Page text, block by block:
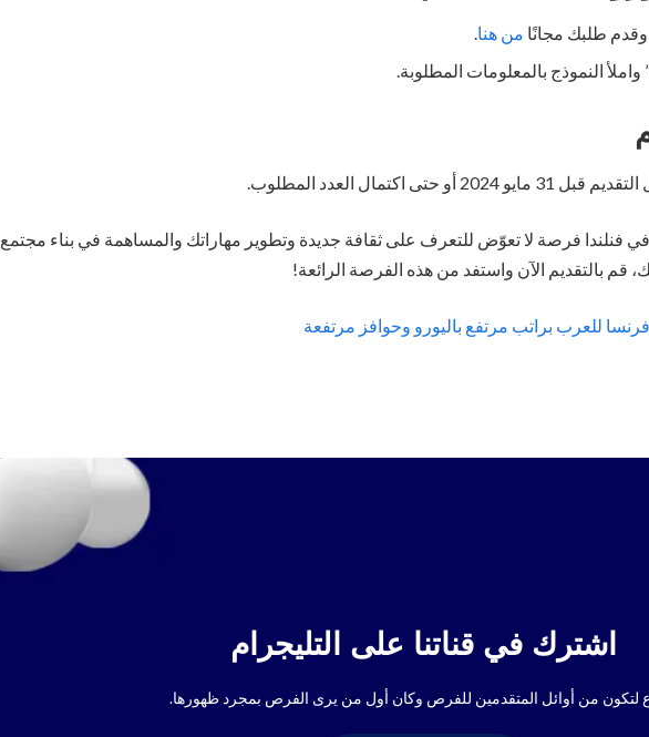
طلبك مجانًا من هنا.
اكتمال العدد المطلوب.
فنلندا فرصة لا تعوّض للتعرف على ثقافة جديدة وتطوير مهاراتك والمساهمة في بناء مجتمع
قم بالتقديم الآن واستفد من هذه الفرصة الرائعة!
للعرب براتب مرتفع باليورو وحوافز مرتفعة
اشترك في قناتنا على التليجرام
لتكون من أوائل المتقدمين للفرص وكان أول من يرى الفرص بمجرد ظهورها.